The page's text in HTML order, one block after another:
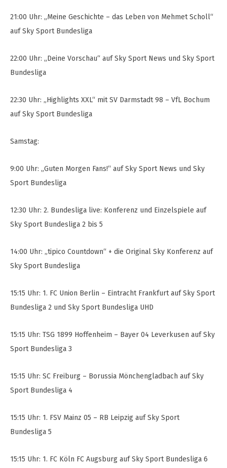
21:00 Uhr: „Meine Geschichte – das Leben von Mehmet Scholl“
auf Sky Sport Bundesliga
22:00 Uhr: „Deine Vorschau“ auf Sky Sport News und Sky Sport
Bundesliga
22:30 Uhr: „Highlights XXL“ mit SV Darmstadt 98 – VfL Bochum
auf Sky Sport Bundesliga
Samstag:
9:00 Uhr: „Guten Morgen Fans!“ auf Sky Sport News und Sky
Sport Bundesliga
12:30 Uhr: 2. Bundesliga live: Konferenz und Einzelspiele auf
Sky Sport Bundesliga 2 bis 5
14:00 Uhr: „tipico Countdown“ + die Original Sky Konferenz auf
Sky Sport Bundesliga
15:15 Uhr: 1. FC Union Berlin – Eintracht Frankfurt auf Sky Sport
Bundesliga 2 und Sky Sport Bundesliga UHD
15:15 Uhr: TSG 1899 Hoffenheim – Bayer 04 Leverkusen auf Sky
Sport Bundesliga 3
15:15 Uhr: SC Freiburg – Borussia Mönchengladbach auf Sky
Sport Bundesliga 4
15:15 Uhr: 1. FSV Mainz 05 – RB Leipzig auf Sky Sport
Bundesliga 5
15:15 Uhr: 1. FC Köln FC Augsburg auf Sky Sport Bundesliga 6